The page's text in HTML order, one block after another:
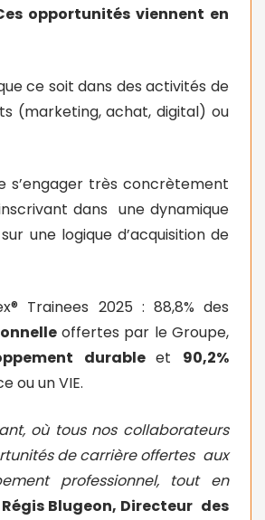
opportunités viennent en
ce soit dans des activités de
(marketing, achat, digital) ou
s’engager très concrètement
dans une dynamique
une logique d’acquisition de
Trainees 2025 : 88,8% des
offertes par le Groupe,
durableet 90,2%
ou un VIE.
où tous nos collaborateurs
de carrière offertes aux
professionnel, tout en
Régis Blugeon, Directeur des